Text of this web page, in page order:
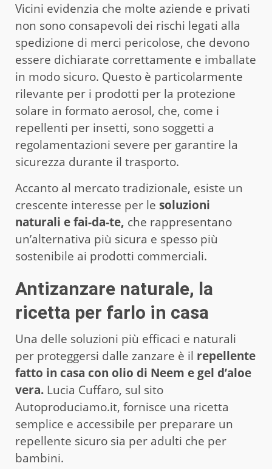
Vicini evidenzia che molte aziende e privati
non sono consapevoli dei rischi legati alla
spedizione di merci pericolose, che devono
essere dichiarate correttamente e imballate
in modo sicuro. Questo è particolarmente
rilevante per i prodotti per la protezione
solare in formato aerosol, che, come i
repellenti per insetti, sono soggetti a
regolamentazioni severe per garantire la
sicurezza durante il trasporto.
Accanto al mercato tradizionale, esiste un
crescente interesse per le soluzioni
naturali e fai-da-te, che rappresentano
un’alternativa più sicura e spesso più
sostenibile ai prodotti commerciali.
Antizanzare naturale, la
ricetta per farlo in casa
Una delle soluzioni più efficaci e naturali
per proteggersi dalle zanzare è il repellente
fatto in casa con olio di Neem e gel d’aloe
vera. Lucia Cuffaro, sul sito
Autoproduciamo.it, fornisce una ricetta
semplice e accessibile per preparare un
repellente sicuro sia per adulti che per
bambini.